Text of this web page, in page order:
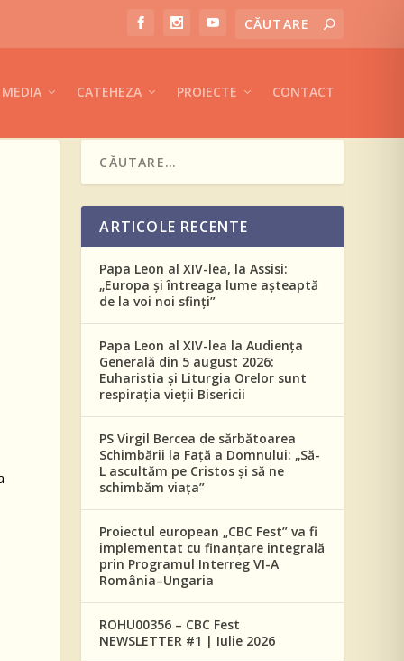
MEDIA CATEHEZA PROIECTE CONTACT
ARTICOLE RECENTE
Papa Leon al XIV-lea, la Assisi:
„Europa și întreaga lume așteaptă
de la voi noi sfinți”
Papa Leon al XIV-lea la Audiența
Generală din 5 august 2026:
Euharistia și Liturgia Orelor sunt
respirația vieții Bisericii
PS Virgil Bercea de sărbătoarea
Schimbării la Față a Domnului: „Să-
L ascultăm pe Cristos și să ne
schimbăm viața”
Proiectul european „CBC Fest” va fi
implementat cu finanțare integrală
prin Programul Interreg VI-A
România–Ungaria
ROHU00356 – CBC Fest
NEWSLETTER #1 | Iulie 2026